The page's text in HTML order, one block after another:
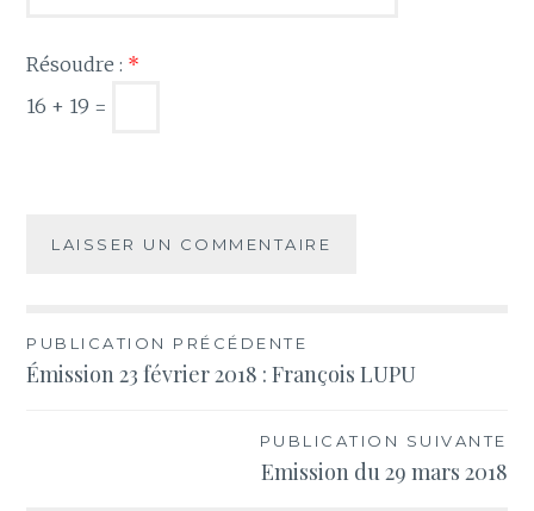
Résoudre : *
16 + 19 =
Navigation
de
PUBLICATION PRÉCÉDENTE
Émission 23 février 2018 : François LUPU
PUBLICATION SUIVANTE
Emission du 29 mars 2018